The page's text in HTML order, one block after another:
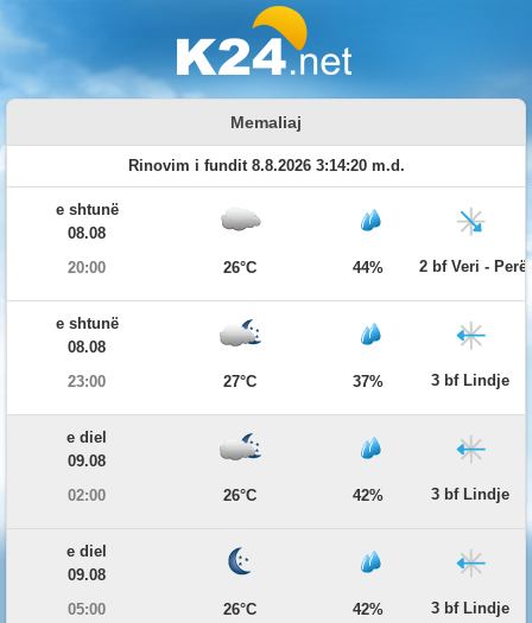
Memaliaj
Rinovim i fundit 8.8.2026 3:14:20 m.d.
e shtunë
08.08
20:00
26°C 44% 2 bf Veri -
e shtunë
08.08
23:00
27°C 37% 3 bf Lindje
e diel
09.08
02:00
26°C 42% 3 bf Lindje
e diel
09.08
05:00
26°C 42% 3 bf Lindje